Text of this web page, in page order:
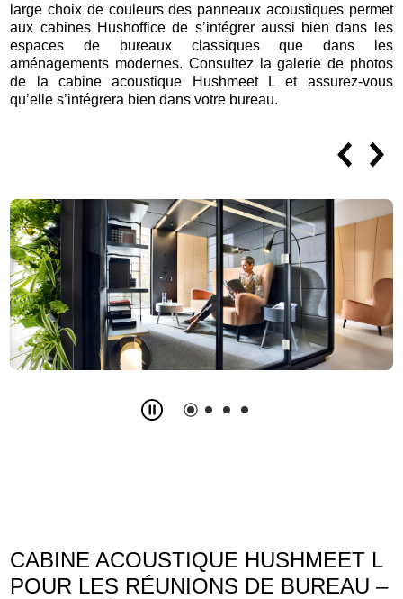
large choix de couleurs des panneaux acoustiques permet
aux cabines Hushoffice de s’intégrer aussi bien dans les
espaces de bureaux classiques que dans les
aménagements modernes. Consultez la galerie de photos
de la cabine acoustique Hushmeet L et assurez-vous
qu’elle s’intégrera bien dans votre bureau.
CABINE ACOUSTIQUE HUSHMEET L
POUR LES RÉUNIONS DE BUREAU –